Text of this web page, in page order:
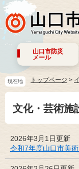
山口市防災
メール
現在地 トップページ >
文化・芸術施
2026年3月1日更新
令和7年度山口市美